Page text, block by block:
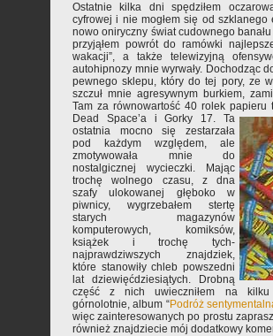
Ostatnie kilka dni spędziłem
cyfrowej i nie mogłem się od
nowo oniryczny świat cudownego
przyjąłem powrót do ramówki
wakacji”, a także telewizyjną
autohipnozy mnie wyrwały. Dochodząc
pewnego sklepu, który do tej pory, ze
szczuł mnie agresywnym burkiem,
Tam za równowartość 40 rolek papieru
Dead Space’a i Gorky 17. Ta
ostatnia mocno się zestarzała
pod każdym względem, ale
zmotywowała mnie do
nostalgicznej wycieczki. Mając
trochę wolnego czasu, z dna
szafy ulokowanej głęboko w
piwnicy, wygrzebałem stertę
starych magazynów
komputerowych, komiksów,
książek i trochę tych-
najprawdziwszych znajdziek,
które stanowiły chleb powszedni
lat dziewięćdziesiątych. Drobną
część z nich uwieczniłem na kilku
górnolotnie, album “Podróż
więc zainteresowanych po prostu
również znajdziecie mój dodatkowy